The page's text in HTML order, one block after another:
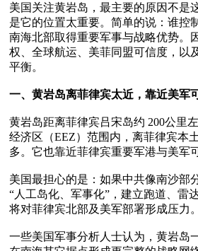
美国关注黄岩岛，最主要的原因不是
是它的位置太重要。简单的说：谁控
南海北部取得重要军事与战略优势。
权、全球航运、美菲同盟可信度，以
平衡。
一、黄岩岛离菲律宾太近，靠近美军
黄岩岛距离菲律宾吕宋岛约 200公里
经济区（EEZ）范围内，离菲律宾本
多。它也靠近菲律宾重要军港与美军
美国最担心的是：如果中共像南沙部
“人工岛化、军事化”，建立跑道、雷
将对菲律宾北部及美军部署形成压力。
一些美国军事分析人士认为，黄岩岛